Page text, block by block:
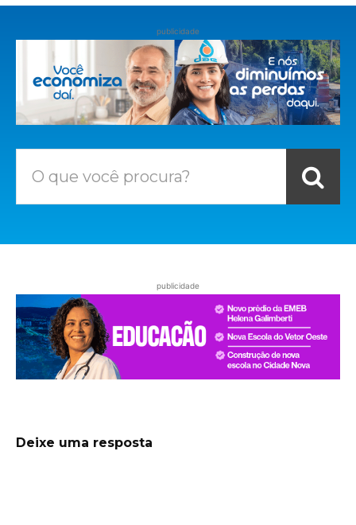
publicidade
O que você procura?
publicidade
Deixe uma resposta